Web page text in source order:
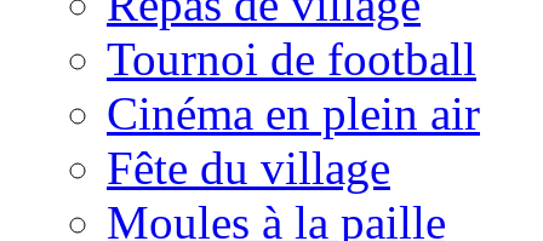
Tournoi de football
Cinéma en plein air
Fête du village
Moules à la paille